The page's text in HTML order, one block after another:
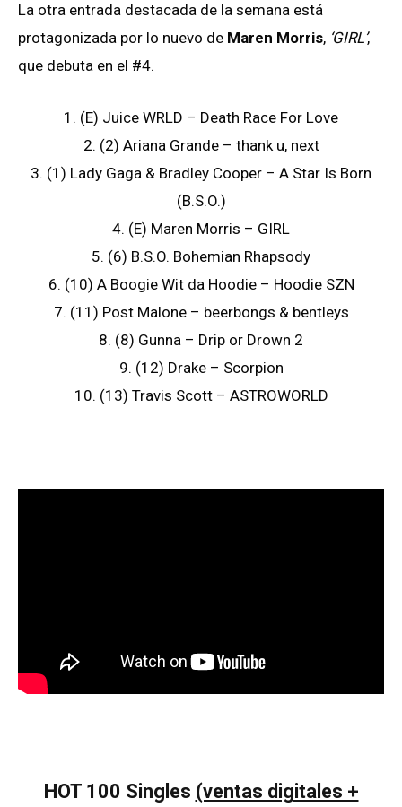
La otra entrada destacada de la semana está
protagonizada por lo nuevo de Maren Morris, ‘GIRL’,
que debuta en el #4.
1. (E) Juice WRLD – Death Race For Love
2. (2) Ariana Grande – thank u, next
3. (1) Lady Gaga & Bradley Cooper – A Star Is Born
(B.S.O.)
4. (E) Maren Morris – GIRL
5. (6) B.S.O. Bohemian Rhapsody
6. (10) A Boogie Wit da Hoodie – Hoodie SZN
7. (11) Post Malone – beerbongs & bentleys
8. (8) Gunna – Drip or Drown 2
9. (12) Drake – Scorpion
10. (13) Travis Scott – ASTROWORLD
HOT 100 Singles (ventas digitales +